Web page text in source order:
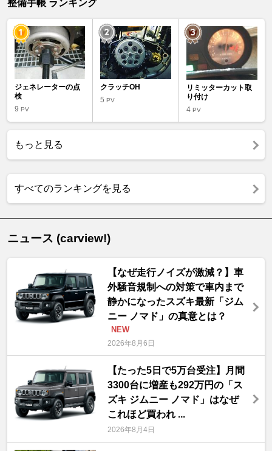
整備手帳 ランキング
ジェネレーターの点
検
9 PV
クラッチOH
5PV
リミッターカット取
り付け
4 PV
もっと見る
すべてのランキングを見る
ニュース (carview!)
【なぜ走行ノイズが激減？】車
外騒音規制への対策で車内まで
静かになったスズキ最新「ジム
ニー ノマド」の真意とは？
NEW
2026年8月6日
【たった5日で5万台受注】月間
3300台に増産も292万円の「ス
ズキ ジムニー ノマド」はなぜ
これほど買われ ...
2026年8月4日